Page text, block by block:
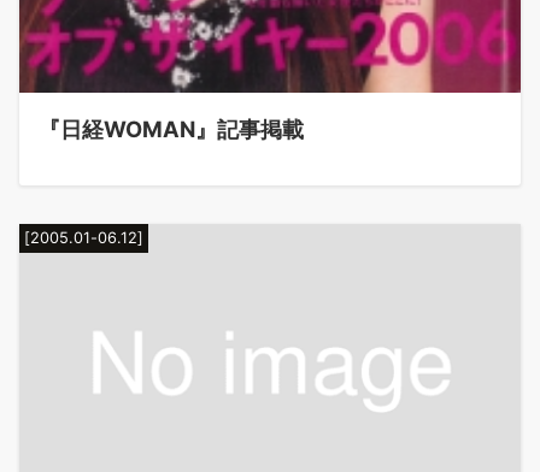
『日経WOMAN』記事掲載
[2005.01-06.12]